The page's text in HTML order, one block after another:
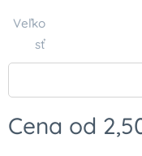
Veľko
sť
Cena od